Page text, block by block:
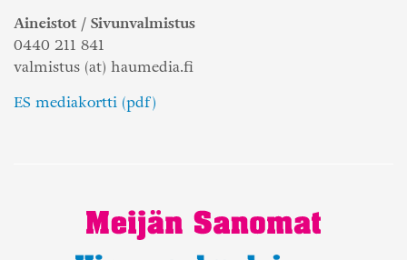
Aineistot / Sivunvalmistus
0440 211 841
valmistus (at) haumedia.fi
ES mediakortti (pdf)